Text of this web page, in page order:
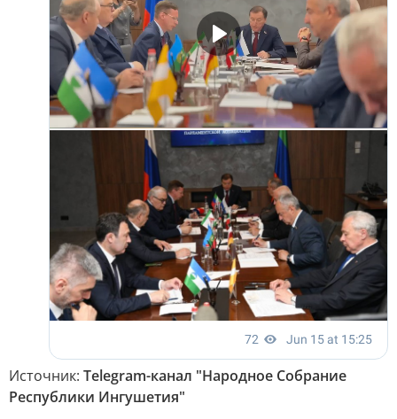
Источник: Telegram-канал "Народное Собрание
Республики Ингушетия"